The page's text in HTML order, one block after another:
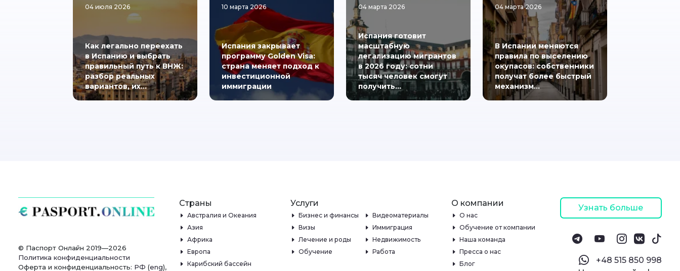
04 июля 2026
Как легально переехать
в Испанию и выбрать
правильный путь к ВНЖ:
разбор реальных
вариантов, их…
10 марта 2026
Испания закрывает
программу Golden Visa:
страна меняет подход к
инвестиционной
иммиграции
04 марта 2026
Испания готовит
масштабную
легализацию мигрантов
в 2026 году: сотни
тысяч человек смогут
получить…
04 марта 2026
В Испании меняются
правила по выселению
окупасов: собственники
получат более быстрый
механизм…
© Паспорт Онлайн 2019—2026
Политика конфиденциальности
Оферта и конфиденциальность: РФ (eng),
Страны
Австралия и Океания
Азия
Африка
Европа
Карибский бассейн
Услуги
Бизнес и финансы
Видеоматериалы
Визы
Иммиграция
Лечение и роды
Недвижимость
Обучение
Работа
О компании
О нас
Обучение от компании
Наша команда
Пресса о нас
Блог
Узнать больше
‪+48 515 850 998‬